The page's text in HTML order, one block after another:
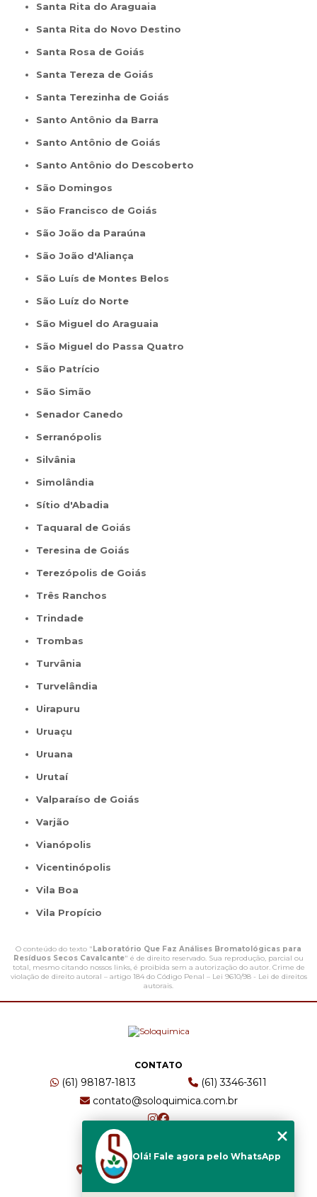
Santa Rita do Araguaia
Santa Rita do Novo Destino
Santa Rosa de Goiás
Santa Tereza de Goiás
Santa Terezinha de Goiás
Santo Antônio da Barra
Santo Antônio de Goiás
Santo Antônio do Descoberto
São Domingos
São Francisco de Goiás
São João da Paraúna
São João d'Aliança
São Luís de Montes Belos
São Luíz do Norte
São Miguel do Araguaia
São Miguel do Passa Quatro
São Patrício
São Simão
Senador Canedo
Serranópolis
Silvânia
Simolândia
Sítio d'Abadia
Taquaral de Goiás
Teresina de Goiás
Terezópolis de Goiás
Três Ranchos
Trindade
Trombas
Turvânia
Turvelândia
Uirapuru
Uruaçu
Uruana
Urutaí
Valparaíso de Goiás
Varjão
Vianópolis
Vicentinópolis
Vila Boa
Vila Propício
O conteúdo do texto " Laboratório Que Faz Análises Bromatológicas para
Resíduos Secos Cavalcante" é de direito reservado. Sua reprodução, parcial ou
total, mesmo citando nossos links, é proibida sem a autorização do autor. Crime de
violação de direito autoral – artigo 184 do Código Penal – Lei 9610/98 - Lei de direitos
autorais.
CONTATO
(61) 98187-1813
(61) 3346-3611
contato@soloquimica.com.br
ENDEREÇO
CRS 511 Sul, Bl B, Sl 49 - Asa Sul
Brasília - DF - CEP: 70361-520
Olá! Fale agora pelo WhatsApp